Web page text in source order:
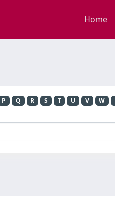
Home
P Q R S T U V W